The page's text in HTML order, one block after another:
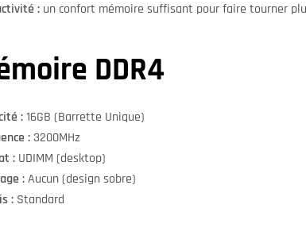
: un confort mémoire suffisant pour faire tourner
DDR4
:16GB (Barrette Unique)
: 3200MHz
: UDIMM (desktop)
:Aucun (design sobre)
: Standard